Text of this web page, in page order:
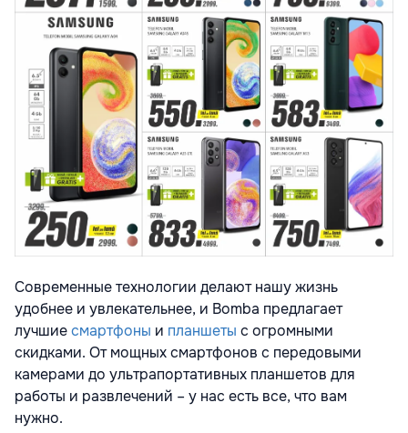
Современные технологии делают нашу жизнь
удобнее и увлекательнее, и Bomba предлагает
лучшиесмартфоны и планшеты с огромными
скидками. От мощных смартфонов с передовыми
камерами до ультрапортативных планшетов для
работы и развлечений – у нас есть все, что вам
нужно.